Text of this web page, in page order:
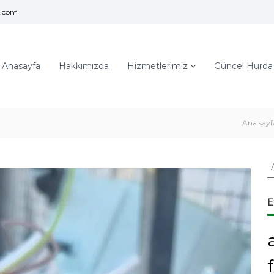
Anasayfa Hakkımızda Hizmetlerimiz Güncel
Ana
: